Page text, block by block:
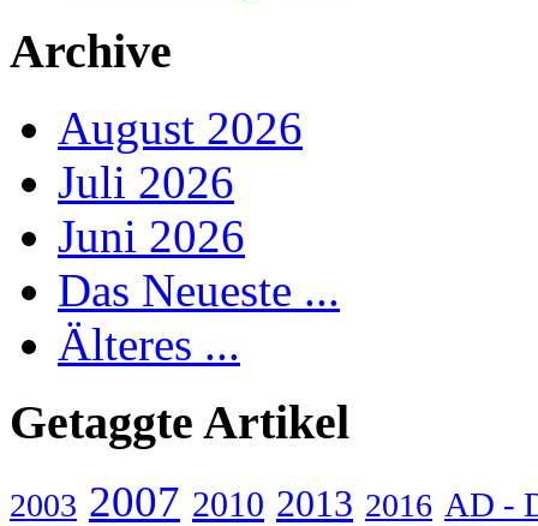
Archive
August 2026
Juli 2026
Juni 2026
Das Neueste ...
Älteres ...
Getaggte Artikel
2003 2007 2010 2013 2016 AD -